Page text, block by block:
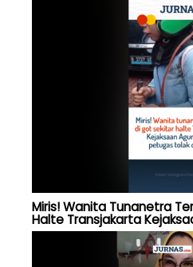
Miris! Wanita Tunanetra
Halte Transjakarta